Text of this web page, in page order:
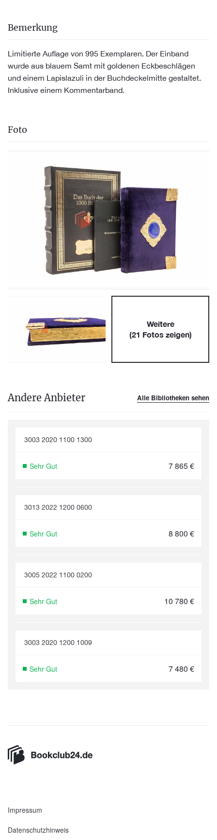
Bemerkung
Limitierte Auflage von 995 Exemplaren. Der Einband
wurde aus blauem Samt mit goldenen Eckbeschlägen
und einem Lapislazuli in der Buchdeckelmitte gestaltet.
Inklusive einem Kommentarband.
Foto
Weitere
(21 Fotos zeigen)
Andere Anbieter Alle Bibliotheken sehen
3003 2020 1100 1300
Sehr Gut 7 865€
3013 2022 1200 0600
Sehr Gut 8 800 €
3005 2022 1100 0200
Sehr Gut 10 780 €
3003 2020 1200 1009
Sehr Gut 7 480 €
Impressum
Datenschutzhinweis